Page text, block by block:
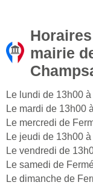
mairie
Le lundi de 13h00
Le mardi de 13h00
Le mercredi de
Le jeudi de 13h00
Le vendredi de
Le samedi de
Le dimanche de